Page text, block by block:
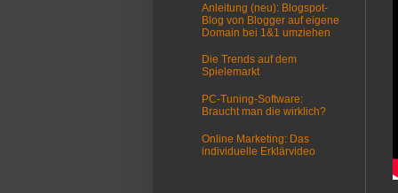
Anleitung (neu): Blogspot-
Blog von Blogger auf eigene
Domain bei 1&1 umziehen
Die Trends auf dem
Spielemarkt
PC-Tuning-Software:
Braucht man die wirklich?
Online Marketing: Das
individuelle Erklärvideo